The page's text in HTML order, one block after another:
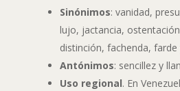
Sinónimos: vanidad,
lujo, jactancia,
distinción, fachenda,
Antónimos: sencillez y
Uso regional. En